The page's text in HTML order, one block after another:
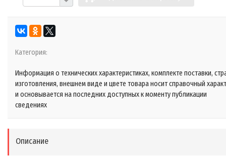
Категория:
Информация о технических характеристиках, комплекте поставки,
изготовления, внешнем виде и цвете товара носит справочный
и основывается на последних доступных к моменту публикации
сведениях
Описание